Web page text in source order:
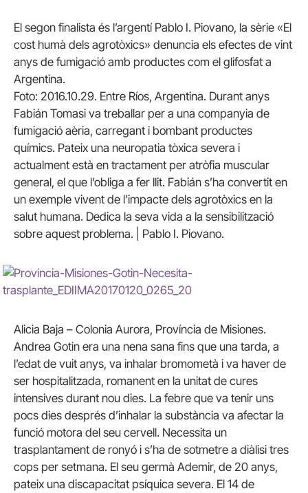
El segon finalista és l’argentí Pablo I. Piovano, la sèrie «El
cost humà dels agrotòxics» denuncia els efectes de vint
anys de fumigació amb productes com el glifosfat a
Argentina.
Foto: 2016.10.29. Entre Ríos, Argentina. Durant anys
Fabián Tomasi va treballar per a una companyia de
fumigació aèria, carregant i bombant productes
químics. Pateix una neuropatia tòxica severa i
actualment està en tractament per atròfia muscular
general, el que l’obliga a fer llit. Fabián s’ha convertit en
un exemple vivent de l’impacte dels agrotòxics en la
salut humana. Dedica la seva vida a la sensibilització
sobre aquest problema. | Pablo I. Piovano.
Alicia Baja – Colonia Aurora, Província de Misiones.
Andrea Gotin era una nena sana fins que una tarda, a
l’edat de vuit anys, va inhalar bromometà i va haver de
ser hospitalitzada, romanent en la unitat de cures
intensives durant nou dies. La febre que va tenir uns
pocs dies després d’inhalar la substància va afectar la
funció motora del seu cervell. Necessita un
trasplantament de ronyó i s’ha de sotmetre a diàlisi tres
cops per setmana. El seu germà Ademir, de 20 anys,
pateix una discapacitat psíquica severa. El 14 de